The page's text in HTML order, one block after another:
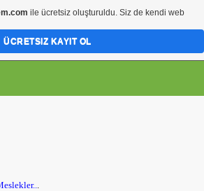
.
ile ücretsiz oluşturuldu. Siz de kendi web
ÜCRETSIZ KAYIT OL